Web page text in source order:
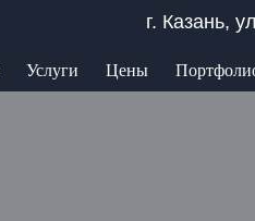
г. Казань,
Услуги Цены